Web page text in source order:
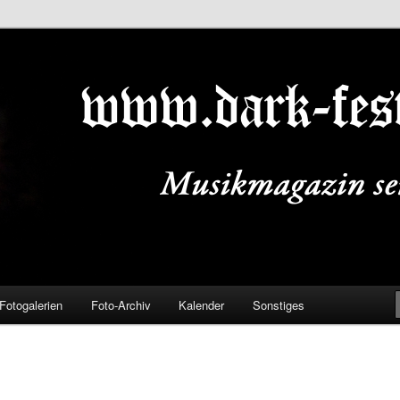
Fotogalerien Foto-Archiv Kalender Sonstiges